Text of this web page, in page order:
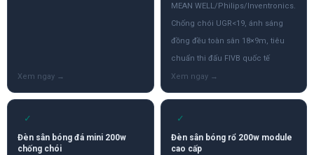
MEAN WELL/Philips/Inventronics.
Chống chói UGR<19, ánh sáng
đồng đều toàn sân 18×9m, tiêu
chuẩn thi đấu FIVB quốc tế
✓
Đèn sân bóng đá mini 200w
chống chói
✓
Đèn sân bóng rổ 200w module
cao cấp